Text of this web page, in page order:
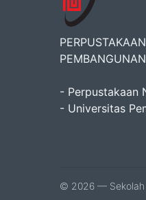
- Perpustakaan
- Universitas
© 2026 — Sekolah